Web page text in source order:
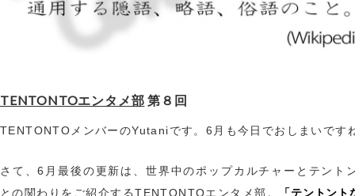
TENTONTOエンタメ部 第８回
TENTONTOメンバーのYutaniです。6月も今日でおしまいです
さて、6月最後の更新は、世界中のポップカルチャーとテント
との関わりをご紹介するTENTONTOエンタメ部。
「テントント